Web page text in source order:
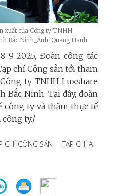
xuất của Công ty TNHH
Bắc Ninh_Ảnh: Quang Hanh
9-2025, Đoàn công tác
chí Cộng sản tới tham
ty TNHH Luxshare
Bắc Ninh. Tại đây, đoàn
công ty và thăm thực tế
ty./.
CHÍ CỘNG SẢN
TẠP CHÍ A-